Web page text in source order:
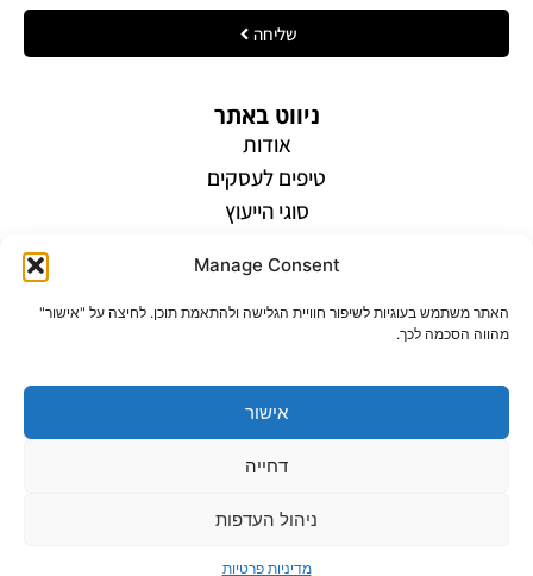
Manage Consent
האתר משתמש בעוגיות לשיפור חוויית הגלישה ולהתאמת תוכן. לחיצה על "אישור"
מהווה הסכמה לכך.
אישור
דחייה
ניהול העדפות
מדיניות פרטיות
שליחה
ניווט באתר
אודות
טיפים לעסקים
סוגי הייעוץ
מדיניות פרטיות
צרו קשר
WhatsApp: 054-5400723
email: jos@jos-consulting.co.il
עקבו אחריי